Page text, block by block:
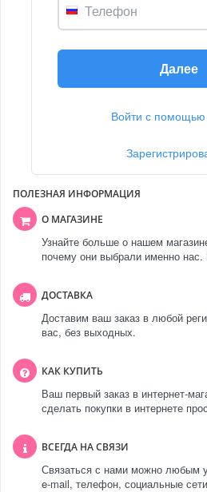
Телефон
Далее
Войти с
ПОЛЕЗНАЯ ИНФОРМАЦИЯ
О МАГАЗИНЕ
Узнайте больше о нашем
почему они выбрали именно
ДОСТАВКА
Доставим ваш заказ в любой
вас, без выходных.
КАК КУПИТЬ
Ваш первый заказ в интернет-
сделать покупки в интернете
ВСЕГДА НА СВЯЗИ
Связаться с нами можно любым
e-mail, телефон, социальные